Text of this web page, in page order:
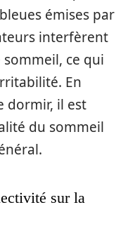
émises par
interfèrent
sommeil, ce qui
En
dormir, il est
du sommeil
sur la